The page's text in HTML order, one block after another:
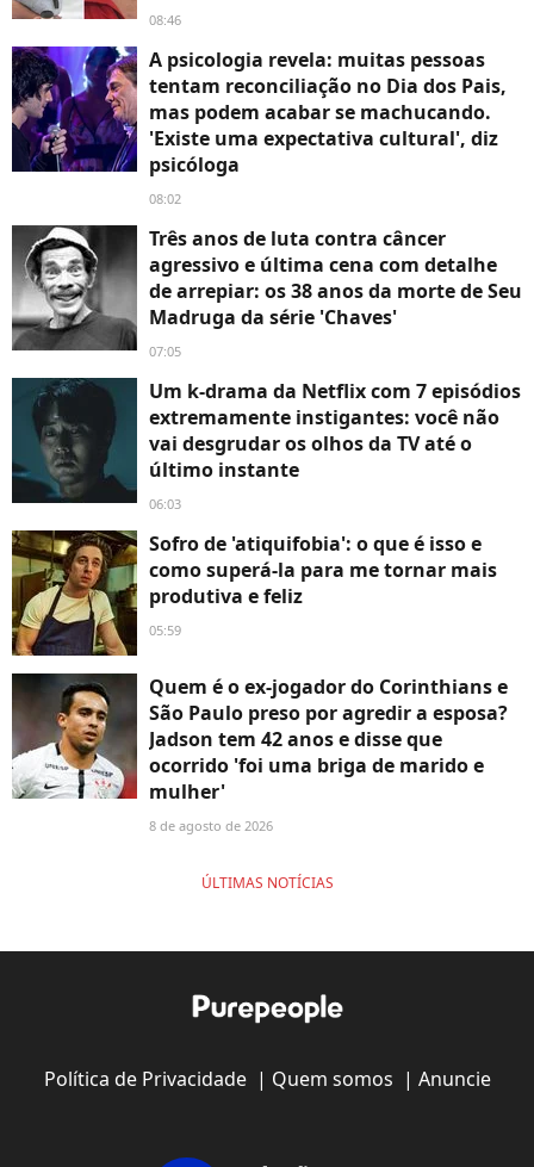
08:46
A psicologia revela: muitas pessoas
tentam reconciliação no Dia dos Pais,
mas podem acabar se machucando.
'Existe uma expectativa cultural', diz
psicóloga
08:02
Três anos de luta contra câncer
agressivo e última cena com detalhe
de arrepiar: os 38 anos da morte de Seu
Madruga da série 'Chaves'
07:05
Um k-drama da Netflix com 7 episódios
extremamente instigantes: você não
vai desgrudar os olhos da TV até o
último instante
06:03
Sofro de 'atiquifobia': o que é isso e
como superá-la para me tornar mais
produtiva e feliz
05:59
Quem é o ex-jogador do Corinthians e
São Paulo preso por agredir a esposa?
Jadson tem 42 anos e disse que
ocorrido 'foi uma briga de marido e
mulher'
8 de agosto de 2026
ÚLTIMAS NOTÍCIAS
Política de Privacidade| Quem somos | Anuncie